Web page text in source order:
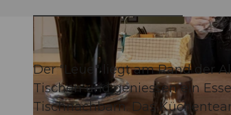
Der "Leue" liegt am Rand der
Tischen und geniessen ein
Tischnachbarn. Das